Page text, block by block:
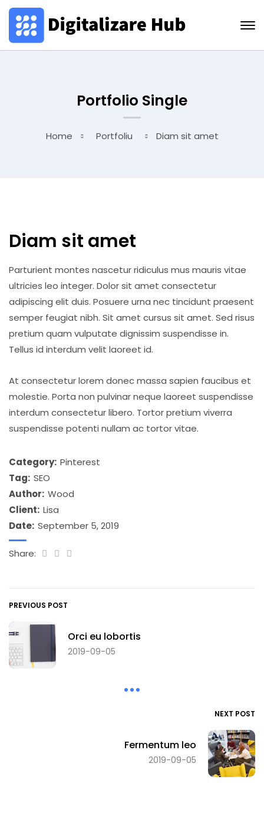
Portfolio Single
Home Portfoliu Diam sit amet
Diam sit amet
Parturient montes nascetur ridiculus mus mauris vitae
ultricies leo integer. Dolor sit amet consectetur
adipiscing elit duis. Posuere urna nec tincidunt praesent
semper feugiat nibh. Sit amet cursus sit amet. Sed risus
pretium quam vulputate dignissim suspendisse in.
Tellus id interdum velit laoreet id.
At consectetur lorem donec massa sapien faucibus et
molestie. Porta non pulvinar neque laoreet suspendisse
interdum consectetur libero. Tortor pretium viverra
suspendisse potenti nullam ac tortor vitae.
Category: Pinterest
Tag: SEO
Author: Wood
Client: Lisa
Date: September 5, 2019
Share:
PREVIOUS POST
Orci eu lobortis
2019-09-05
NEXT POST
Fermentum leo
2019-09-05